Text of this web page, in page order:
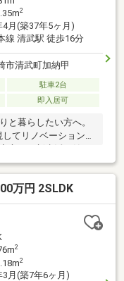
2
4月(築37年5ヶ月)
線 清武駅 徒歩16分
市清武町加納甲
駐車2台
即入居可
と暮らしたい方へ。
てリノベーションし
心して新生活を始め
所だからこそ、数字
真では伝わらない空
さい。きっと「ここ
ずです。
万円 2SLDK
2
2
3月(築7年6ヶ月)